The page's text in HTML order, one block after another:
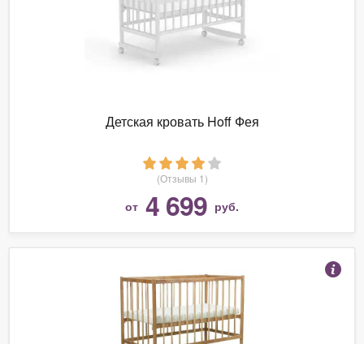
Детская кровать Hoff Фея
(Отзывы 1)
от 4 699 руб.